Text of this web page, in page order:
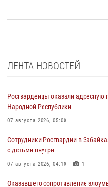
ЛЕНТА НОВОСТЕЙ
Росгвардейцы оказали адресную
Народной Республики
07 августа 2026, 05:00
Сотрудники Росгвардии в
с детьми внутри
07 августа 2026, 04:10 1
Оказавшего сопротивление